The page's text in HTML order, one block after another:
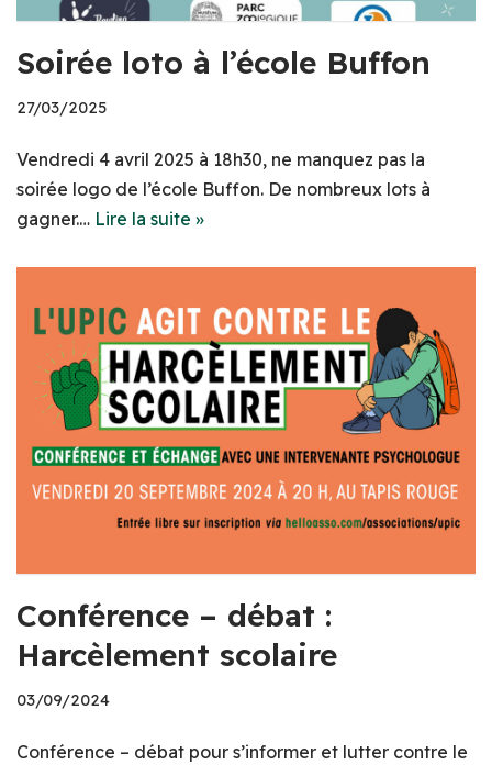
Soirée loto à l’école Buffon
27/03/2025
Vendredi 4 avril 2025 à 18h30, ne manquez pas la
soirée logo de l’école Buffon. De nombreux lots à
gagner.… Lire la suite »
Conférence – débat :
Harcèlement scolaire
03/09/2024
Conférence – débat pour s’informer et lutter contre le